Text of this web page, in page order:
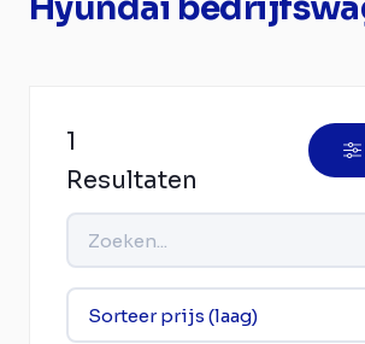
1
Resultaten